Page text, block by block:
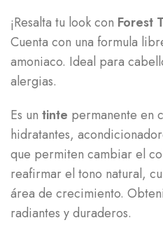
¡Resalta tu look con Forest
Cuenta con una formula
amoniaco. Ideal para
alergias.
Es un tinte permanente en
hidratantes,
que permiten cambiar el
reafirmar el tono natural,
área de crecimiento.
radiantes y duraderos.